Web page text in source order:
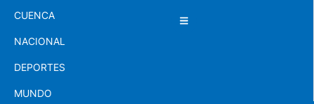
CUENCA
NACIONAL
DEPORTES
MUNDO